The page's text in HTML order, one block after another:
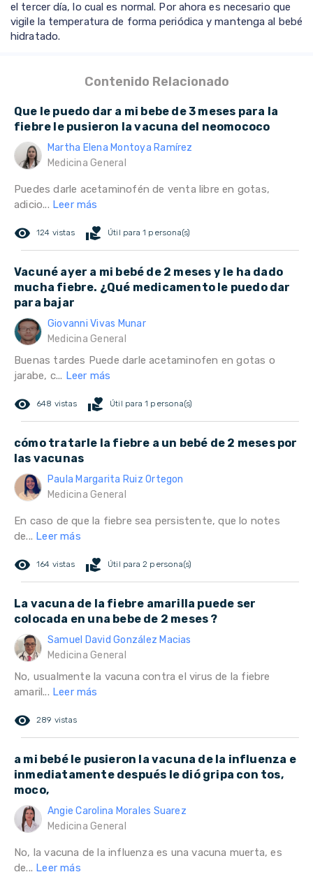
el tercer día, lo cual es normal. Por ahora es necesario que
vigile la temperatura de forma periódica y mantenga al bebé
hidratado.
Contenido Relacionado
Que le puedo dar a mi bebe de 3 meses para la
fiebre le pusieron la vacuna del neomococo
Martha Elena Montoya Ramírez
Medicina General
Puedes darle acetaminofén de venta libre en gotas,
adicio... Leer más
remove_red_eye 124 vistas volunteer_activism Útil para 1 persona(s)
Vacuné ayer a mi bebé de 2 meses y le ha dado
mucha fiebre. ¿Qué medicamento le puedo dar
para bajar
Giovanni Vivas Munar
Medicina General
Buenas tardes Puede darle acetaminofen en gotas o
jarabe, c... Leer más
remove_red_eye 648 vistas volunteer_activism Útil para 1 persona(s)
cómo tratarle la fiebre a un bebé de 2 meses por
las vacunas
Paula Margarita Ruiz Ortegon
Medicina General
En caso de que la fiebre sea persistente, que lo notes
de... Leer más
remove_red_eye 164 vistas volunteer_activism Útil para 2 persona(s)
La vacuna de la fiebre amarilla puede ser
colocada en una bebe de 2 meses ?
Samuel David González Macias
Medicina General
No, usualmente la vacuna contra el virus de la fiebre
amaril... Leer más
remove_red_eye 289 vistas
a mi bebé le pusieron la vacuna de la influenza e
inmediatamente después le dió gripa con tos,
moco,
Angie Carolina Morales Suarez
Medicina General
No, la vacuna de la influenza es una vacuna muerta, es
de... Leer más